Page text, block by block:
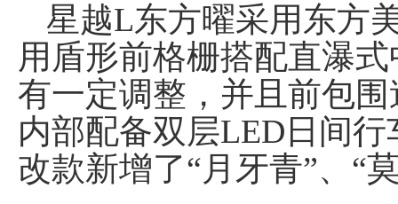
星越L东方曜采用东方
用盾形前格栅搭配直瀑
有一定调整，并且前包
内部配备双层LED日间
改款新增了“月牙青”、“